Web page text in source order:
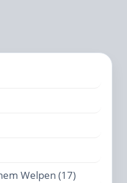
Welpen (17)